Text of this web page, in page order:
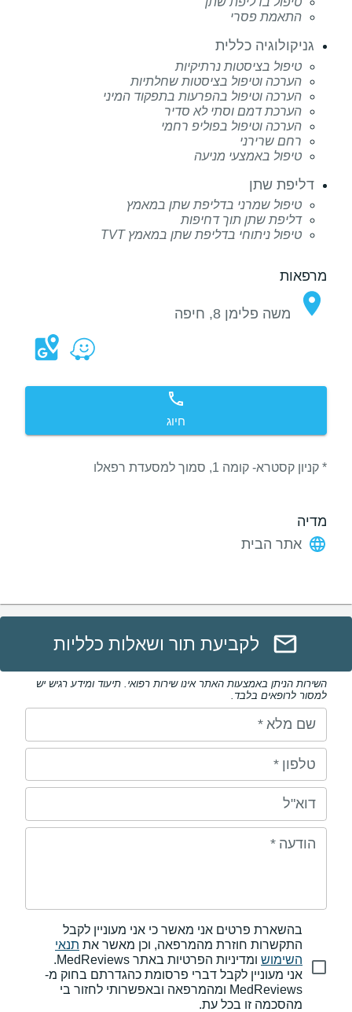
התאמת פסרי
גניקולוגיה כללית
טיפול בציסטות נרתיקיות
הערכה וטיפול בציסטות שחלתיות
הערכה וטיפול בהפרעות בתפקוד המיני
הערכת דמם וסתי לא סדיר
הערכה וטיפול בפוליפ רחמי
רחם שרירני
טיפול באמצעי מניעה
דליפת שתן
טיפול שמרני בדליפת שתן במאמץ
דליפת שתן תוך דחיפות
טיפול ניתוחי בדליפת שתן במאמץ TVT
מרפאות
משה פלימן 8, חיפה
חיוג
* קניון קסטרא- קומה 1, סמוך למסעדת רפאלו
מדיה
אתר הבית
לקביעת תור ושאלות כלליות
השירות הניתן באמצעות האתר אינו שירות רפואי. תיעוד ומידע רגיש יש
למסור לרופאים בלבד.
שם מלא *
טלפון *
דוא"ל
הודעה *
בהשארת פרטים אני מאשר כי אני מעוניין לקבל
התקשרות חוזרת מהמרפאה, וכן מאשר את תנאי
השימוש
ומדיניות הפרטיות באתר MedReviews.
אני מעוניין לקבל דברי פרסומת כהגדרתם בחוק מ-
MedReviews ומהמרפאה ובאפשרותי לחזור בי
מהסכמה זו בכל עת.